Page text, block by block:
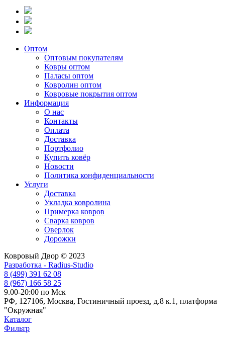
Оптом
Оптовым покупателям
Ковры оптом
Паласы оптом
Ковролин оптом
Ковровые покрытия оптом
Информация
О нас
Контакты
Оплата
Доставка
Портфолио
Купить ковёр
Новости
Политика конфиденциальности
Услуги
Доставка
Укладка ковролина
Примерка ковров
Сварка ковров
Оверлок
Дорожки
Ковровый Двор © 2023
Разработка - Radius-Studio
8 (499) 391 62 08
8 (967) 166 58 25
9.00-20:00 по Мск
РФ, 127106, Москва, Гостиничный проезд, д.8 к.1, платформа
"Окружная"
Каталог
Фильтр